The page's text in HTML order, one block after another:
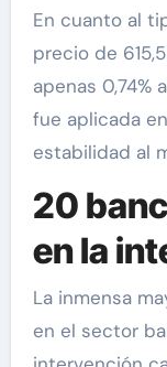
En cuanto al
precio de
apenas 0,74%
fue aplicada
estabilidad al
20
en la
La inmensa
en el sector